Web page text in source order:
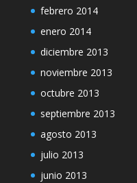
febrero 2014
enero 2014
diciembre 2013
noviembre 2013
octubre 2013
septiembre 2013
agosto 2013
julio 2013
junio 2013